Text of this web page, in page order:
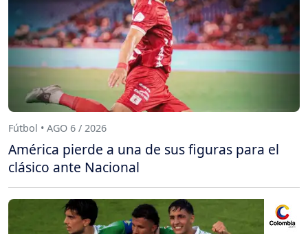
Fútbol • AGO 6 / 2026
América pierde a una de sus figuras para el
clásico ante Nacional